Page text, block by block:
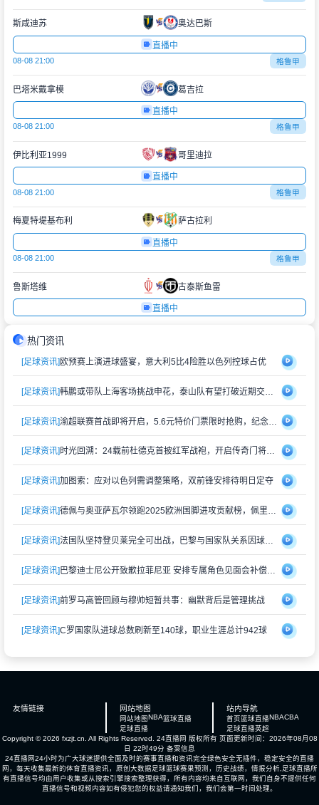
斯咸迪苏 奥达巴斯
直播中
08-08 21:00 格鲁甲
巴塔米戴拿模 葛吉拉
直播中
08-08 21:00 格鲁甲
伊比利亚1999 哥里迪拉
直播中
08-08 21:00 格鲁甲
梅夏特堤基布利 萨古拉利
直播中
08-08 21:00 格鲁甲
鲁斯塔维 古泰斯鱼雷
直播中
热门资讯
[足球资讯]欧预赛上演进球盛宴，意大利5比4险胜以色列控球占优
[足球资讯]
[足球资讯] 渝超联赛首战即将开启，5.6元特价门票限时抢购，纪念礼品同步赠送
[足球资讯] 时光回溯：24载前杜德克首披红军战袍，开启传奇门将生涯
[足球资讯]加图索：应对以色列需调整策略，双前锋安排待明日定夺
[足球资讯] 德佩与奥亚萨瓦尔领跑2025欧洲国脚进攻贡献榜，佩里西奇紧随其后
[足球资讯] 法国队坚持登贝莱完全可出战，巴黎与国家队关系因球员伤情再度紧张
[足球资讯] 巴黎迪士尼公开致歉拉菲尼亚 安排专属角色见面会补偿受冷落经历
[足球资讯]前罗马高管回顾与穆帅短暂共事：幽默背后是管理挑战
[足球资讯]C罗国家队进球总数刷新至140球，职业生涯总计942球
友情链接 网站地图
网站地图 NBA篮球直播
足球直播
站内导航
首页篮球直播NBACBA
足球直播英超
Copyright © 2026 fxzjt.cn. All Rights Reserved. 24直播网 版权所有 页面更新时间：2026年08月08
日 22时49分 备案信息
24直播网24小时为广大球迷提供全面及时的赛事直播和资讯完全绿色安全无插件，稳定安全的直播
网，每天收集最新的体育直播资讯，原创大数据足球篮球赛果预测，历史战绩，情报分析,足球直播所
有直播信号均由用户收集或从搜索引擎搜索整理获得，所有内容均来自互联网，我们自身不提供任何
直播信号和视频内容如有侵犯您的权益请通知我们，我们会第一时间处理。